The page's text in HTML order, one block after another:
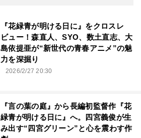
『花緑青が明ける日に』をクロスレ
ビュー！森直人、SYO、数土直志、大
島依提亜が“新世代の青春アニメ”の魅
力を深掘り
2026/2/27 20:30
『言の葉の庭』から長編初監督作『花
緑青が明ける日に』へ。四宮義俊が生
み出す“四宮グリーン”と心を震わす作